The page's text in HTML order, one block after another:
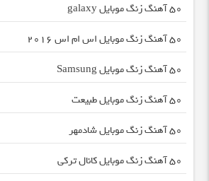
50 آهنگ زنگ موبایل galaxy
50 آهنگ زنگ موبایل اس ام اس 2016
50 آهنگ زنگ موبایل Samsung
50 آهنگ زنگ موبایل طبیعت
50 آهنگ زنگ موبایل شادمهر
50 آهنگ زنگ موبایل کانال ترکی